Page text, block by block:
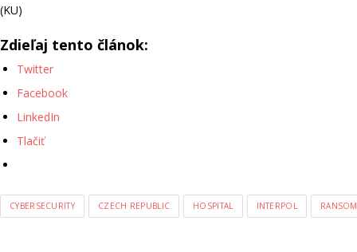
(KU)
Zdieľaj tento článok:
Twitter
Facebook
LinkedIn
Tlačiť
CYBERSECURITY CZECH REPUBLIC HOSPITAL INTERPOL